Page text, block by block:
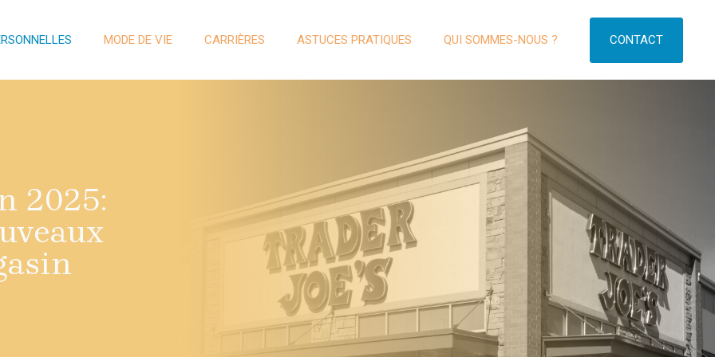
MODE DE VIE CARRIÈRES ASTUCES PRATIQUES QUI SOMMES-NOUS ? CONTACT
2025: